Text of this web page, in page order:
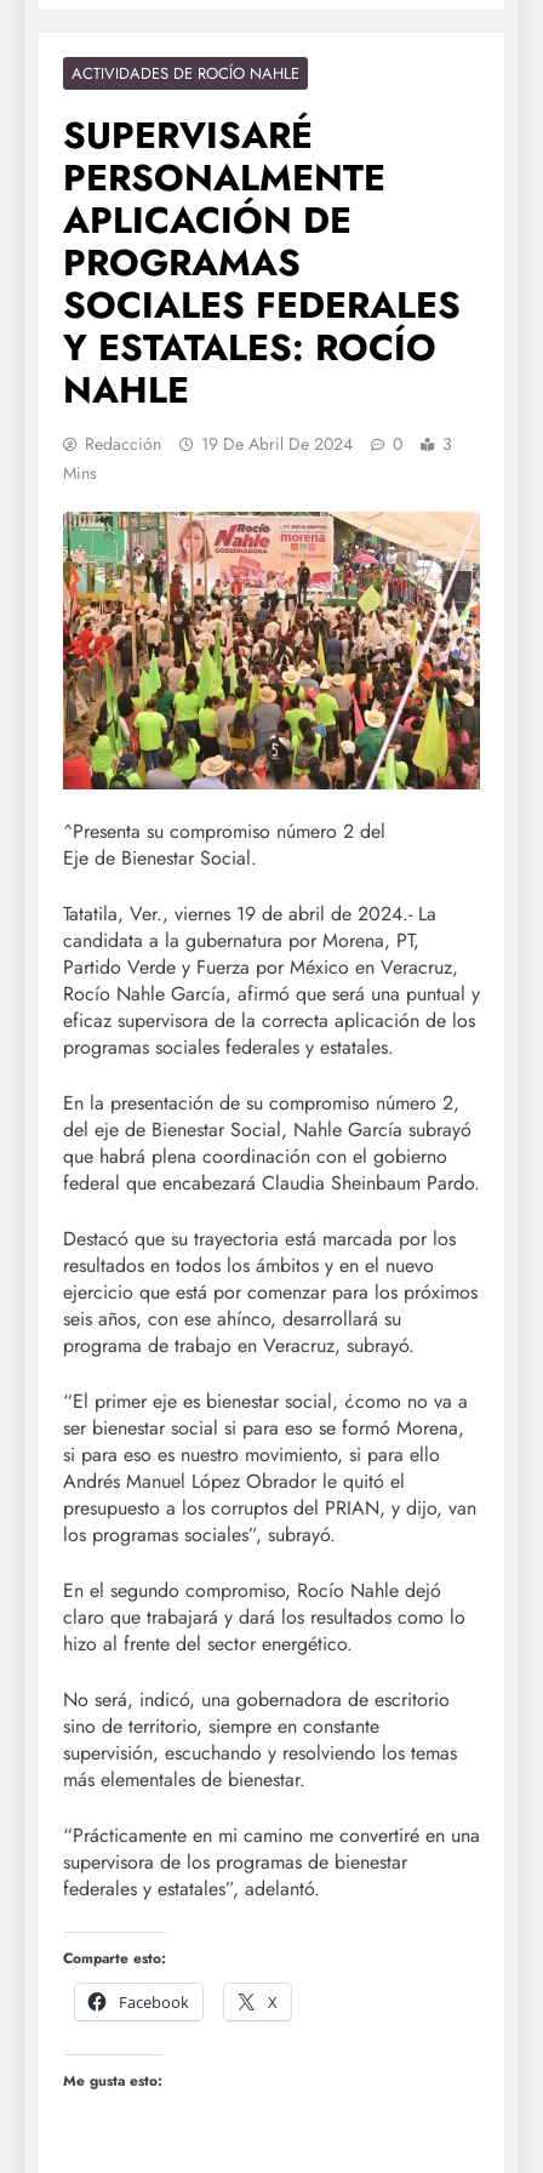
ACTIVIDADES DE ROCÍO NAHLE
SUPERVISARÉ
PERSONALMENTE
APLICACIÓN DE
PROGRAMAS
SOCIALES FEDERALES
Y ESTATALES: ROCÍO
NAHLE
Redacción 19 De Abril De 2024 0
3
Mins
^Presenta su compromiso número 2 del
Eje de Bienestar Social.
Tatatila, Ver., viernes 19 de abril de 2024.- La
candidata a la gubernatura por Morena, PT,
Partido Verde y Fuerza por México en Veracruz,
Rocío Nahle García, afirmó que será una puntual y
eficaz supervisora de la correcta aplicación de los
programas sociales federales y estatales.
En la presentación de su compromiso número 2,
del eje de Bienestar Social, Nahle García subrayó
que habrá plena coordinación con el gobierno
federal que encabezará Claudia Sheinbaum Pardo.
Destacó que su trayectoria está marcada por los
resultados en todos los ámbitos y en el nuevo
ejercicio que está por comenzar para los próximos
seis años, con ese ahínco, desarrollará su
programa de trabajo en Veracruz, subrayó.
“El primer eje es bienestar social, ¿como no va a
ser bienestar social si para eso se formó Morena,
si para eso es nuestro movimiento, si para ello
Andrés Manuel López Obrador le quitó el
presupuesto a los corruptos del PRIAN, y dijo, van
los programas sociales”, subrayó.
En el segundo compromiso, Rocío Nahle dejó
claro que trabajará y dará los resultados como lo
hizo al frente del sector energético.
No será, indicó, una gobernadora de escritorio
sino de territorio, siempre en constante
supervisión, escuchando y resolviendo los temas
más elementales de bienestar.
“Prácticamente en mi camino me convertiré en una
supervisora de los programas de bienestar
federales y estatales”, adelantó.
Comparte esto:
Facebook
X
Me gusta esto: